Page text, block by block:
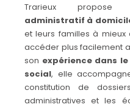
Trarieux
administratif à
et leurs familles à
accéder plus facilement
son expérience dans
social, elle
constitution de
administratives et les